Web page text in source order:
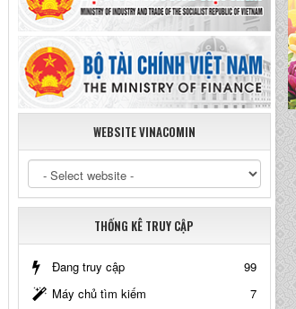
WEBSITE VINACOMIN
THỐNG KÊ TRUY CẬP
Đang truy cập
99
Máy chủ tìm kiếm
7